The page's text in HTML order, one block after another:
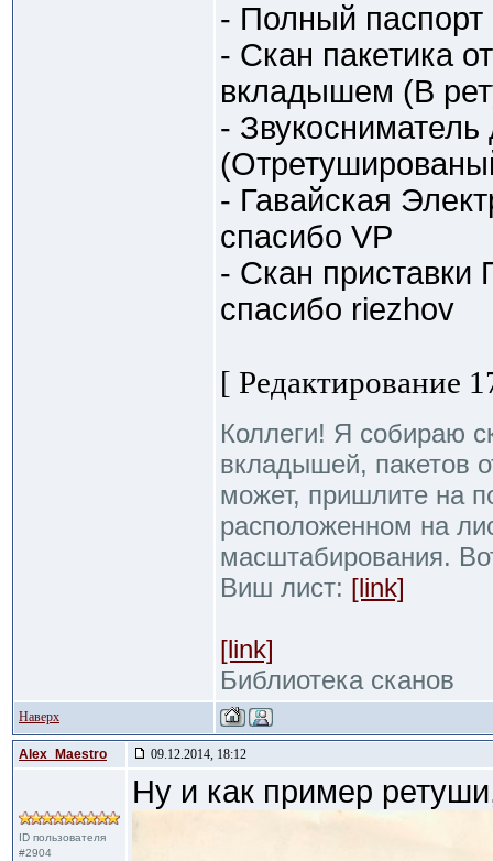
- Полный
- Скан пакетика
вкладышем (В
-
- Гавайская
спасибо VP
- Скан
спасибо riezhov
[ Редактирование
Коллеги! Я собираю
вкладышей, пакетов
может, пришлите на
расположенном на
масштабирования.
Виш лист: [link]
[link]
Библиотека сканов
Наверх
Alex_Maestro 09.12.2014, 18:12
ID пользователя
#2904
Ну и как пример